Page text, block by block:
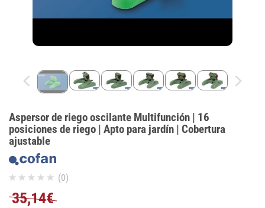
Aspersor de riego oscilante Multifunción | 16
posiciones de riego | Apto para jardín | Cobertura
ajustable
(0)
35,14€